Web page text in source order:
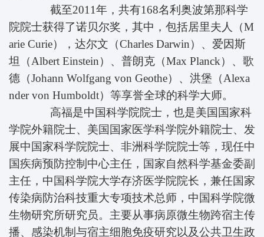
截至2011年，共有168名利奥波第那科学
院院士获得了诺贝尔奖，其中，包括居里夫人（M
arie Curie），达尔文（Charles Darwin）、爱因斯
坦（Albert Einstein）、普朗克（Max Planck）、歌
德（Johann Wolfgang von Geothe）、洪堡（Alexa
nder von Humboldt）等享誉全球的科学大师。
高福是中国科学院院士，也是美国国家科
学院外籍院士、美国国家医学科学院外籍院士、发
展中国家科学院院士、非洲科学院院士等，现任中
国疾病预防控制中心主任，国家自然科学基金委副
主任，中国科学院大学存济医学院院长，兼任国家
传染病防治科技重大专项技术总师，中国科学院微
生物研究所研究员。主要从事病原微生物跨宿主传
播、感染机制与宿主细胞免疫研究以及公共卫生政